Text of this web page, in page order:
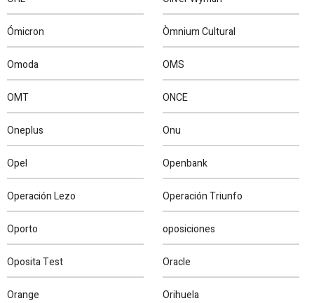
Ómicron Òmnium Cultural
Omoda OMS
OMT ONCE
Oneplus Onu
Opel Openbank
Operación Lezo Operación Triunfo
Oporto oposiciones
Oposita Test Oracle
Orange Orihuela